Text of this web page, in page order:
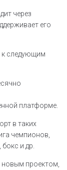
через
его
к следующим
платформе.
в таких
чемпионов,
и др.
проектом,